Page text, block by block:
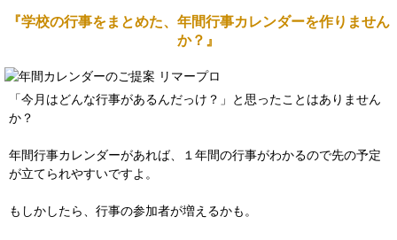
『学校の行事をまとめた、年間行事カレンダーを作りません
か？』
「今月はどんな行事があるんだっけ？」と思ったことはありません
か？
年間行事カレンダーがあれば、１年間の行事がわかるので先の予定
が立てられやすいですよ。
もしかしたら、行事の参加者が増えるかも。